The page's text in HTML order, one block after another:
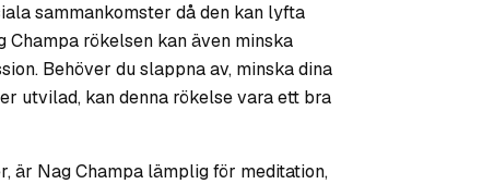
sammankomster då den kan lyfta
Champa rökelsen kan även minska
Behöver du slappna av, minska dina
utvilad, kan denna rökelse vara ett bra
är Nag Champa lämplig för meditation,